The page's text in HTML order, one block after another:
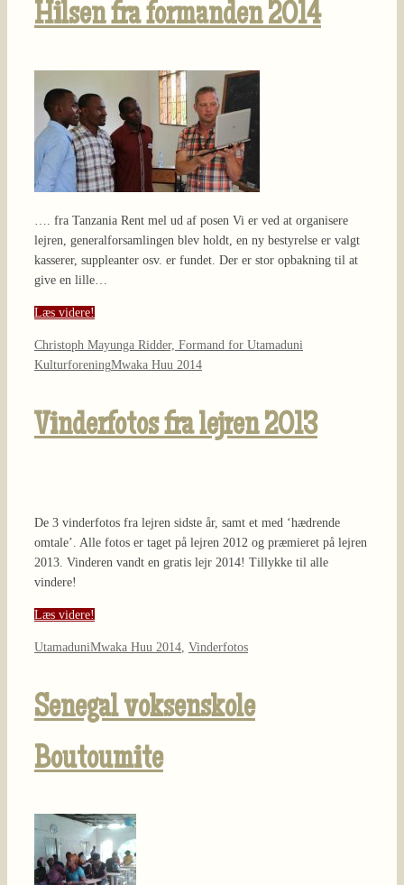
Hilsen fra formanden 2014
…. fra Tanzania Rent mel ud af posen Vi er ved at organisere
lejren, generalforsamlingen blev holdt, en ny bestyrelse er valgt
kasserer, suppleanter osv. er fundet. Der er stor opbakning til at
give en lille…
Læs videre!
Christoph Mayunga Ridder, Formand for Utamaduni
KulturforeningMwaka Huu 2014
Vinderfotos fra lejren 2013
De 3 vinderfotos fra lejren sidste år, samt et med ‘hædrende
omtale’. Alle fotos er taget på lejren 2012 og præmieret på lejren
2013. Vinderen vandt en gratis lejr 2014! Tillykke til alle
vindere!
Læs videre!
UtamaduniMwaka Huu 2014 Vinderfotos
Senegal voksenskole
Boutoumite